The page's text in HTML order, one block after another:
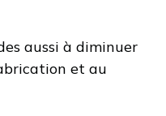
aussi à diminuer
et au